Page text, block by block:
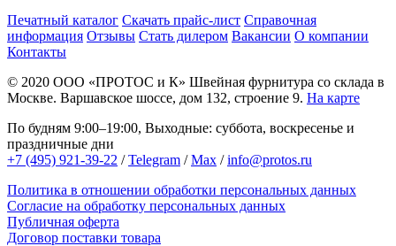
Печатный каталог Скачать прайс-лист Справочная
информация Отзывы Стать дилером Вакансии О компании
Контакты
© 2020 ООО «ПРОТОС и К» Швейная фурнитура со склада в
Москве. Варшавское шоссе, дом 132, строение 9. На карте
По будням 9:00–19:00, Выходные: суббота, воскресенье и
праздничные дни
+7 (495) 921-39-22 /Telegram /Max /info@protos.ru
Политика в отношении обработки персональных данных
Согласие на обработку персональных данных
Публичная оферта
Договор поставки товара